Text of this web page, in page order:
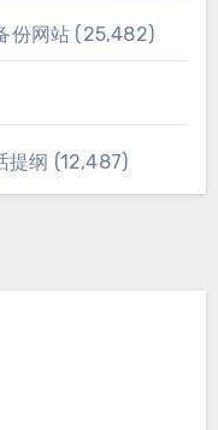
份网站 (25,482)
提纲 (12,487)